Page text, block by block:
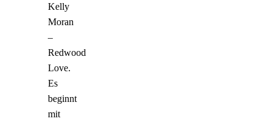
Kelly
Moran
–
Redwood
Love.
Es
beginnt
mit